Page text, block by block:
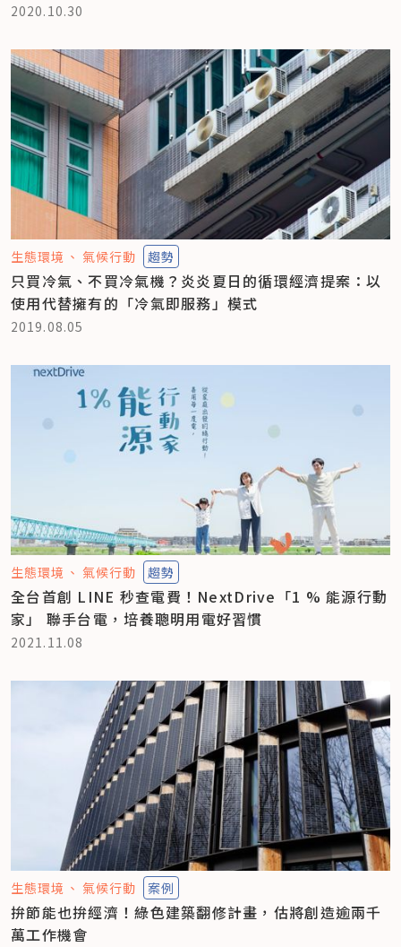
2020.10.30
生態環境 氣候行動 趨勢
只買冷氣、不買冷氣機？炎炎夏日的循環經濟提案：以
使用代替擁有的「冷氣即服務」模式
2019.08.05
生態環境 氣候行動 趨勢
全台首創 LINE 秒查電費！NextDrive「1 % 能源行動
家」 聯手台電，培養聰明用電好習慣
2021.11.08
生態環境 氣候行動 案例
拚節能也拚經濟！綠色建築翻修計畫，估將創造逾兩千
萬工作機會